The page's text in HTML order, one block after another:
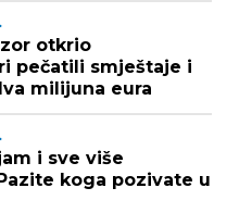
otkrio
pečatili smještaje i
milijuna eura
i sve više
koga pozivate u